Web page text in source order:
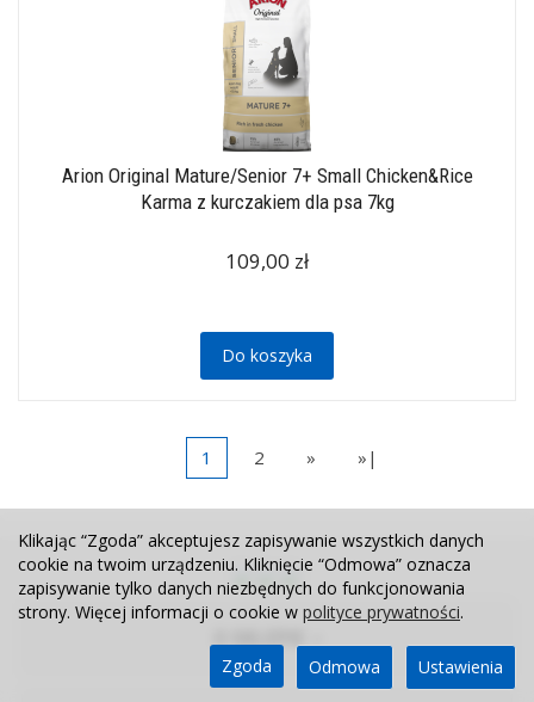
Arion Original Mature/Senior 7+ Small Chicken&Rice
Karma z kurczakiem dla psa 7kg
109,00 zł
Do koszyka
1 2 » »|
Klikając “Zgoda” akceptujesz zapisywanie wszystkich danych
cookie na twoim urządzeniu. Kliknięcie “Odmowa” oznacza
zapisywanie tylko danych niezbędnych do funkcjonowania
strony. Więcej informacji o cookie w polityce prywatności.
Ustawienia
Odmowa
Zgoda